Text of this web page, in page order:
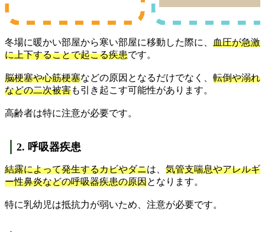
冬場に暖かい部屋から寒い部屋に移動した際に、 血圧が急激
に上下することで起こる疾患です。
脳梗塞や心筋梗塞などの原因となるだけでなく、 転倒や溺れ
などの二次被害も引き起こす可能性があります。
高齢者は特に注意が必要です。
2. 呼吸器疾患
結露によって発生するカビやダニは、 気管支喘息やアレルギ
ー性鼻炎などの呼吸器疾患の原因となります。
特に乳幼児は抵抗力が弱いため、注意が必要です。